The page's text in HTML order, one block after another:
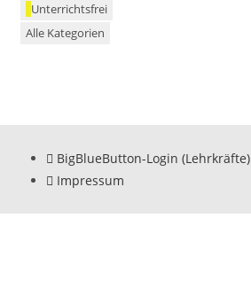
Unterrichtsfrei
Alle Kategorien
BigBlueButton-Login (Lehrkräfte)
Impressum